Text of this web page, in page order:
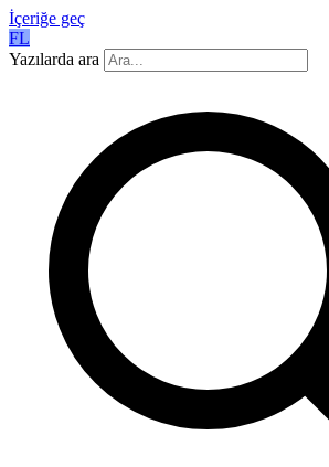
İçeriğe geç
FL
Yazılarda ara